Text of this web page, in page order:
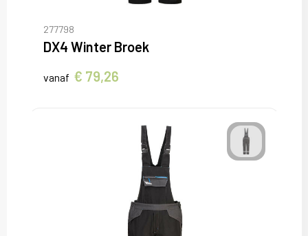
277798
DX4 Winter Broek
vanaf € 79,26